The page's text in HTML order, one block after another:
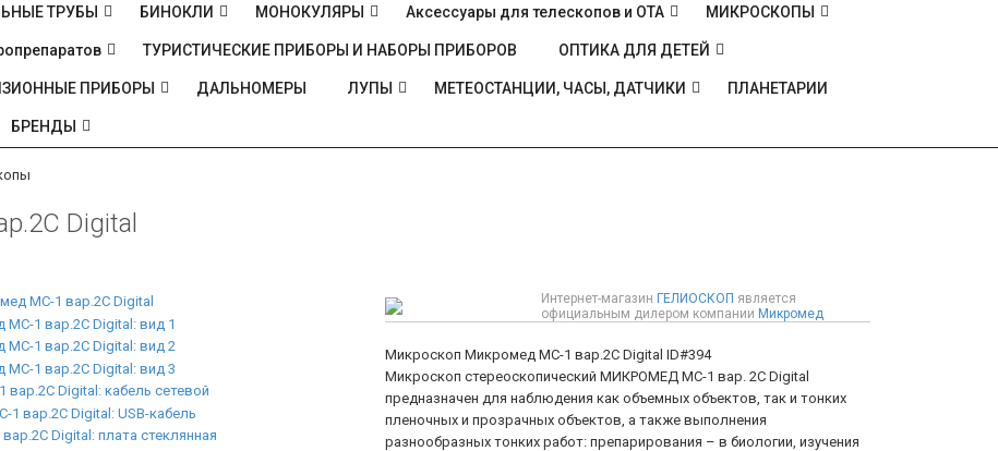
ТРУБЫ БИНОКЛИ МОНОКУЛЯРЫ Аксессуары для телескопов и ОТА МИКРОСКОПЫ
ТУРИСТИЧЕСКИЕ ПРИБОРЫ И НАБОРЫ ПРИБОРОВ ОПТИКА ДЛЯ ДЕТЕЙ
ПРИБОРЫ ДАЛЬНОМЕРЫ ЛУПЫ МЕТЕОСТАНЦИИ, ЧАСЫ, ДАТЧИКИ ПЛАНЕТАРИИ
БРЕНДЫ
Digital
Интернет-магазин ГЕЛИОСКОП является
официальным дилером компании Микромед
Микроскоп Микромед МС-1 вар.2C Digital ID#394
Микроскоп стереоскопический МИКРОМЕД МС-1 вар. 2С Digital
предназначен для наблюдения как объемных объектов, так и тонких
пленочных и прозрачных объектов, а также выполнения
разнообразных тонких работ: препарирования – в биологии, изучения